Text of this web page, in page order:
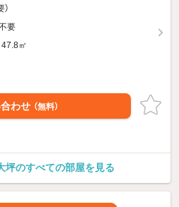
要
㎡
わせ （無料）
坪のすべての部屋を見る